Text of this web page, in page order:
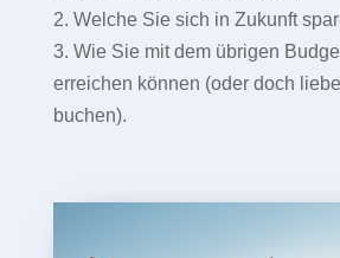
2. Welche Sie sich in Zukunft
3. Wie Sie mit dem übrigen
erreichen können (oder doch
buchen).